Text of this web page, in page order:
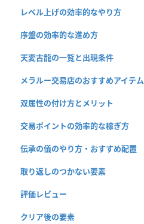
レベル上げの効率的なやり方
序盤の効率的な進め方
天変古龍の一覧と出現条件
メラルー交易店のおすすめアイテム
双属性の付け方とメリット
交易ポイントの効率的な稼ぎ方
伝承の儀のやり方・おすすめ配置
取り返しのつかない要素
評価レビュー
クリア後の要素